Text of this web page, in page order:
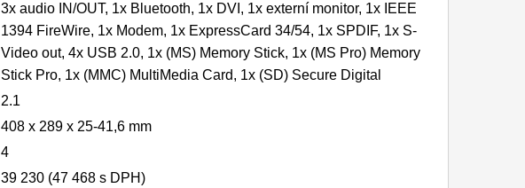
3x audio IN/OUT, 1x Bluetooth, 1x DVI, 1x externí monitor, 1x IEEE
1394 FireWire, 1x Modem, 1x ExpressCard 34/54, 1x SPDIF, 1x S-
Video out, 4x USB 2.0, 1x (MS) Memory Stick, 1x (MS Pro) Memory
Stick Pro, 1x (MMC) MultiMedia Card, 1x (SD) Secure Digital
2.1
408 x 289 x 25-41,6 mm
4
39 230 (47 468 s DPH)